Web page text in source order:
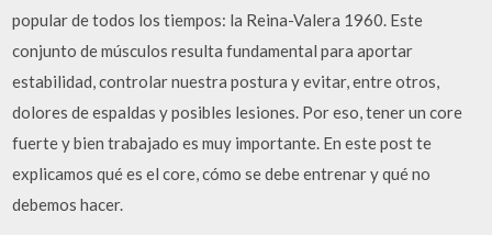
popular de todos los tiempos: la Reina-Valera 1960. Este
conjunto de músculos resulta fundamental para aportar
estabilidad, controlar nuestra postura y evitar, entre otros,
dolores de espaldas y posibles lesiones. Por eso, tener un core
fuerte y bien trabajado es muy importante. En este post te
explicamos qué es el core, cómo se debe entrenar y qué no
debemos hacer.